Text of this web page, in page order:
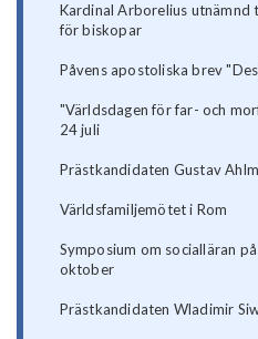
Kardinal Arborelius utnämnd
för biskopar
Påvens apostoliska brev
"Världsdagen för far- och
24 juli
Prästkandidaten Gustav
Världsfamiljemötet i Rom
Symposium om socialläran
oktober
Prästkandidaten Wladimir